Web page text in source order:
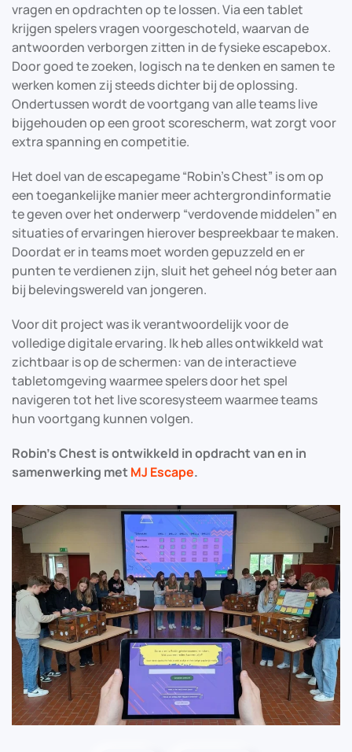
vragen en opdrachten op te lossen. Via een tablet
krijgen spelers vragen voorgeschoteld, waarvan de
antwoorden verborgen zitten in de fysieke escapebox.
Door goed te zoeken, logisch na te denken en samen te
werken komen zij steeds dichter bij de oplossing.
Ondertussen wordt de voortgang van alle teams live
bijgehouden op een groot scorescherm, wat zorgt voor
extra spanning en competitie.
Het doel van de escapegame “Robin’s Chest” is om op
een toegankelijke manier meer achtergrondinformatie
te geven over het onderwerp “verdovende middelen” en
situaties of ervaringen hierover bespreekbaar te maken.
Doordat er in teams moet worden gepuzzeld en er
punten te verdienen zijn, sluit het geheel nóg beter aan
bij belevingswereld van jongeren.
Voor dit project was ik verantwoordelijk voor de
volledige digitale ervaring. Ik heb alles ontwikkeld wat
zichtbaar is op de schermen: van de interactieve
tabletomgeving waarmee spelers door het spel
navigeren tot het live scoresysteem waarmee teams
hun voortgang kunnen volgen.
Robin’s Chest is ontwikkeld in opdracht van en in
samenwerking metMJ Escape.